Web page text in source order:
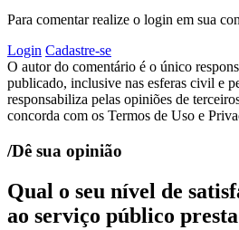
Para comentar realize o login em sua
Login Cadastre-se
O autor do comentário é o único
publicado, inclusive nas esferas civil e
responsabiliza pelas opiniões de
concorda com os Termos de Uso e
/Dê sua opinião
Qual o seu nível de
ao serviço público